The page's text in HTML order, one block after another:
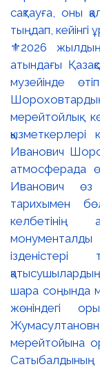
⚜️2026
атындағы
музейінде
мерейтойлық
қызметкерлері
Иванович
атмосферада
Иванович өз
тарихымен
келбетінің
монументалды
шара соңында
жөніндегі
мерейтойына
Сатыбалдының